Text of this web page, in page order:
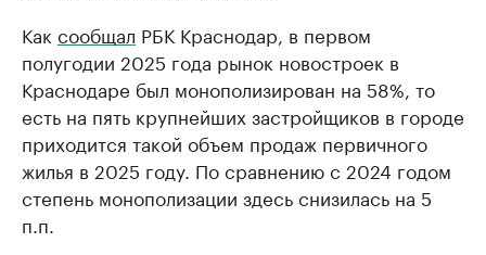
Как сообщал РБК Краснодар, в первом
полугодии 2025 года рынок новостроек в
Краснодаре был монополизирован на 58%, то
есть на пять крупнейших застройщиков в городе
приходится такой объем продаж первичного
жилья в 2025 году. По сравнению с 2024 годом
степень монополизации здесь снизилась на 5
п.п.